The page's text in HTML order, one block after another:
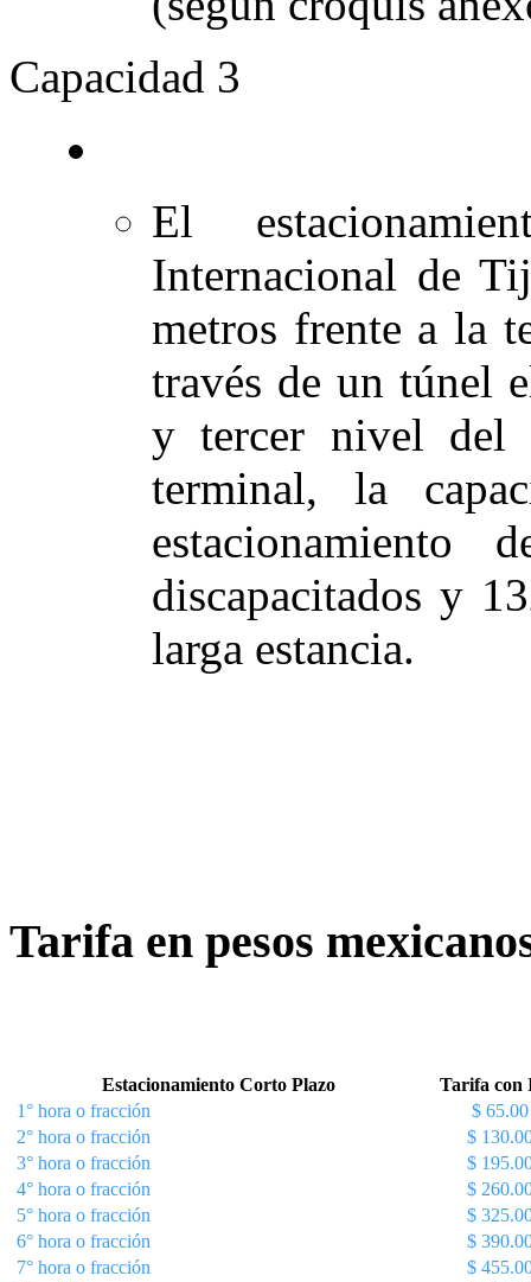
Capacidad 3
El
Internacional de
metros frente a la
través de un túnel
y tercer nivel del
terminal, la
discapacitados y
larga estancia.
Tarifa en pesos
Estacionamiento Corto Plazo
Tarifa con
1° hora o fracción
$ 65.00
2° hora o fracción
$
3° hora o fracción
$
4° hora o fracción
$
5° hora o fracción
$
6° hora o fracción
$
7° hora o fracción
$